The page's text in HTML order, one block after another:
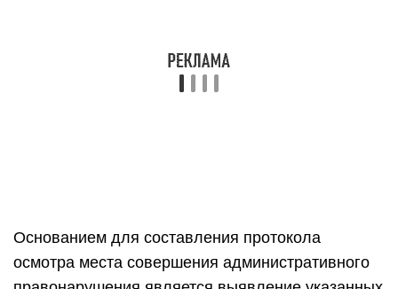
Основанием для составления протокола
осмотра места совершения административного